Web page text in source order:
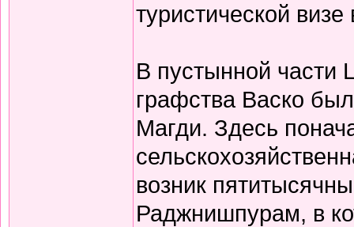
туристической
В пустынной части
графства Васко
Магди. Здесь
возник
Раджнишпурам, в